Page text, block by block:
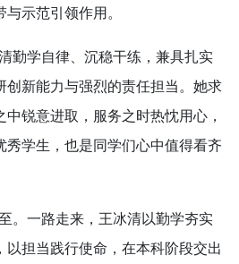
示范引领作用。
勤学自律、沉稳干练，兼具扎实
创新能力与强烈的责任担当。她求
锐意进取，服务之时热忱用心，
秀学生，也是同学们心中值得看齐
。一路走来，王冰清以勤学夯实
担当践行使命，在本科阶段交出